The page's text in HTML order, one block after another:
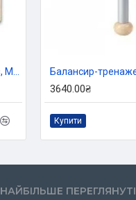
3640.00₴
Купити
НАЙБІЛЬШЕ ПЕРЕГЛЯНУТІ